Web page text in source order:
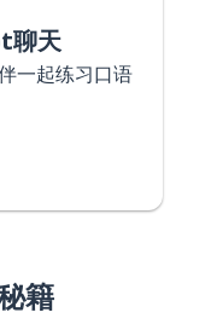
聊天
一起练习口语
籍